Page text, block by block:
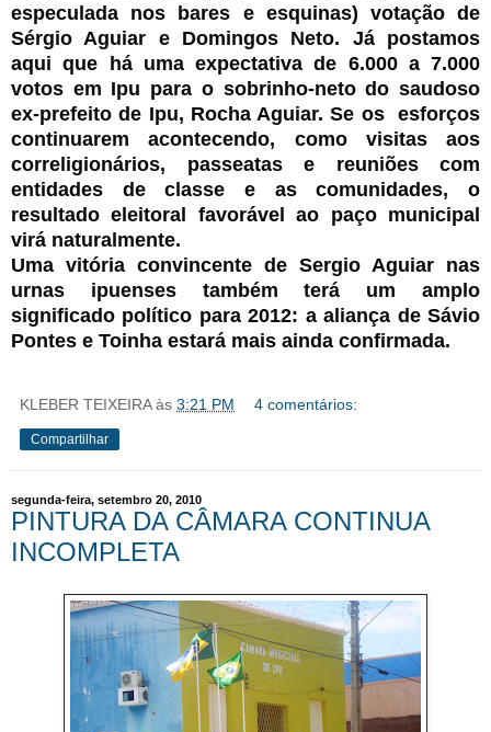
especulada nos bares e esquinas) votação de
Sérgio Aguiar e Domingos Neto. Já postamos
aqui que há uma expectativa de 6.000 a 7.000
votos em Ipu para o sobrinho-neto do saudoso
ex-prefeito de Ipu, Rocha Aguiar. Se os esforços
continuarem acontecendo, como visitas aos
correligionários, passeatas e reuniões com
entidades de classe e as comunidades, o
resultado eleitoral favorável ao paço municipal
virá naturalmente.
Uma vitória convincente de Sergio Aguiar nas
urnas ipuenses também terá um amplo
significado político para 2012: a aliança de Sávio
Pontes e Toinha estará mais ainda confirmada.
KLEBER TEIXEIRA às 3:21 PM 4 comentários:
Compartilhar
segunda-feira, setembro 20, 2010
PINTURA DA CÂMARA CONTINUA
INCOMPLETA